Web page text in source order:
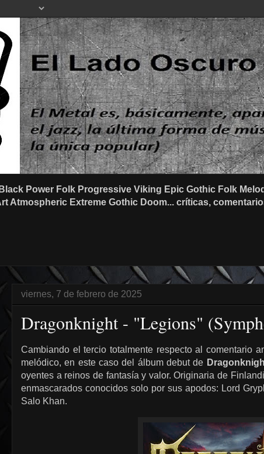
Power Folk Progressive Viking Epic Gothic Folk
Atmospheric Extreme Gothic Doom... críticas,
viernes, 7 de febrero de 2025
Dragonknight - "Legions"
Cambiando el tercio totalmente respecto al comentario
melódico, en este caso del álbum debut de
oyentes a reinos de fantasía y valor. Originaria de
enmascarados conocidos solo por sus apodos: Lord
Salo Khan.